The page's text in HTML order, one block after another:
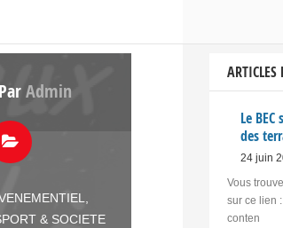
Admin
& SOCIETE
ARTICLES
Le
des
24 juin
Vous
sur ce lien
conten